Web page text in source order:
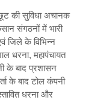
की सुविधा अचानक
संगठनों में भारी
जिले के विभिन्न
धरना, महापंचायत
के बाद प्रशासन
के बाद टोल कंपनी
धरना और